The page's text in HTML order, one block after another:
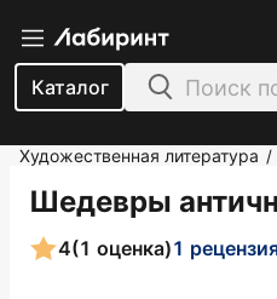
Каталог
Художественная литература /
Шедевры
4(1 оценка)1